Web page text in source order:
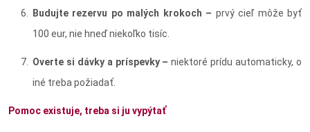
Budujte rezervu po malých krokoch – prvý cieľ môže byť
100 eur, nie hneď niekoľko tisíc.
Overte si dávky a príspevky –niektoré prídu automaticky, o
iné treba požiadať.
Pomoc existuje, treba si ju vypýtať